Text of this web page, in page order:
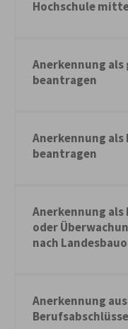
Hochschule
Anerkennung
beantragen
Anerkennung
beantragen
Anerkennung
oder
nach
Anerkennung
Berufsabschlüsse